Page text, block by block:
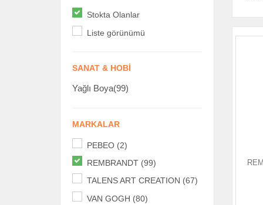
Stokta Olanlar
Liste görünümü
SANAT & HOBI
Yağlı Boya(99)
MARKALAR
PEBEO (2)
REMBRANDT (99)
TALENS ART CREATION (67)
VAN GOGH (80)